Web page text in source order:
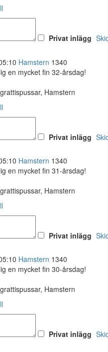
Privat inlägg
Hamstern 1340
en mycket fin 32-årsdag!
Hamstern
Privat inlägg
Hamstern 1340
en mycket fin 31-årsdag!
Hamstern
Privat inlägg
Hamstern 1340
en mycket fin 30-årsdag!
Hamstern
Privat inlägg